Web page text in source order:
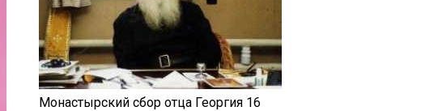
Монастырский сбор отца Георгия 16